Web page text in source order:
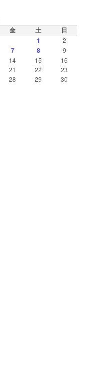
金 土
日
1
2
7 8
9
14 15
16
21 22
23
28 29
30